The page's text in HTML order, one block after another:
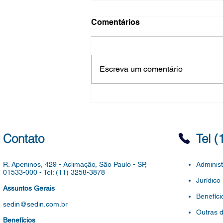
Convocaç 15/2026 - Escolha
de vaga- Fase Presencial
do Concurso de ATE
6016.2026/0056091-3
CONCURSO DE INGRESSO
QUADRO DE APOIO À
EDUCAÇÃO, DO QUADRO
Comentários
Escreva um comentário
Contato
R. Apeninos, 429 - Aclimação, São Paulo - SP,
01533-000 - Tel: (11) 3258-3878
Assuntos Gerais
sedin@sedin.com.br
Benefícios
Tel
Jurídico
Outras